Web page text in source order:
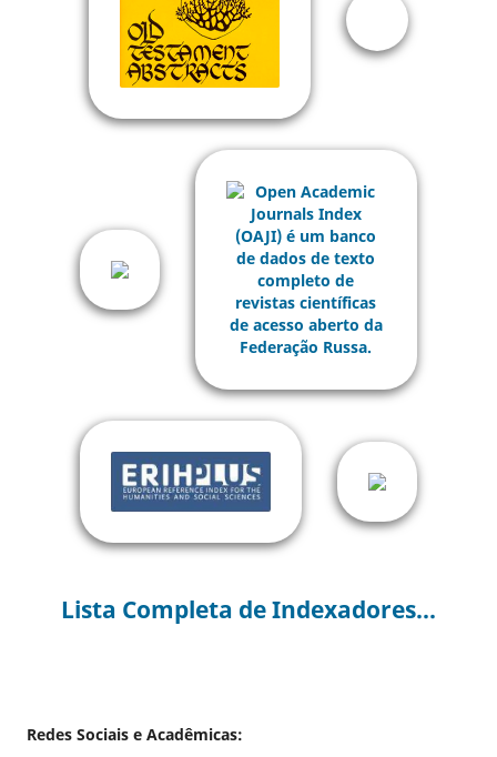
Lista Completa de Indexadores...
Redes Sociais e Acadêmicas: